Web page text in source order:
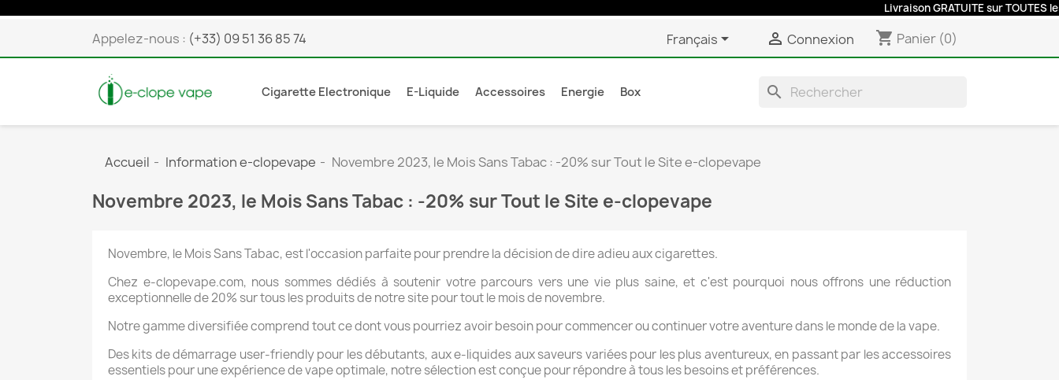
Livraison GRATUITE sur TOUTES
Appelez-nous : (+33) 09 51 36 85 74 Français  Connexion shopping_cart Panier (0)
Cigarette Electronique E-Liquide Accessoires Energie Box search
Accueil Information e-clopevape Novembre 2023, le Mois Sans Tabac : -20% sur Tout le Site e-clopevape
Novembre 2023, le Mois Sans Tabac : -20% sur Tout le Site e-clopevape
Novembre, le Mois Sans Tabac, est l'occasion parfaite pour prendre la décision de dire adieu aux cigarettes.
Chez e-clopevape.com, nous sommes dédiés à soutenir votre parcours vers une vie plus saine, et c'est pourquoi nous offrons une réduction
exceptionnelle de 20% sur tous les produits de notre site pour tout le mois de novembre.
Notre gamme diversifiée comprend tout ce dont vous pourriez avoir besoin pour commencer ou continuer votre aventure dans le monde de la vape.
Des kits de démarrage user-friendly pour les débutants, aux e-liquides aux saveurs variées pour les plus aventureux, en passant par les accessoires
essentiels pour une expérience de vape optimale, notre sélection est conçue pour répondre à tous les besoins et préférences.